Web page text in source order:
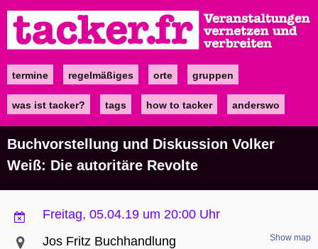
zum
Inhalt
Maintermine regelmäßiges orte gruppen
was ist tacker? tags how to tacker anderswo
Buchvorstellung und Diskussion Volker
Weiß: Die autoritäre Revolte
Freitag, 05.04.19 um 20:00 Uhr
Jos Fritz Buchhandlung
Show map